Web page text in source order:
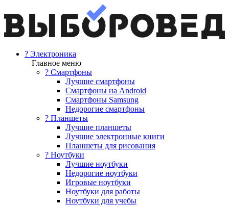
? Электроника
Главное меню
? Смартфоны
Лучшие смартфоны
Смартфоны на Android
Смартфоны Samsung
Недорогие смартфоны
? Планшеты
Лучшие планшеты
Лучшие электронные книги
Планшеты для рисования
? Ноутбуки
Лучшие ноутбуки
Недорогие ноутбуки
Игровые ноутбуки
Ноутбуки для работы
Ноутбуки для учебы